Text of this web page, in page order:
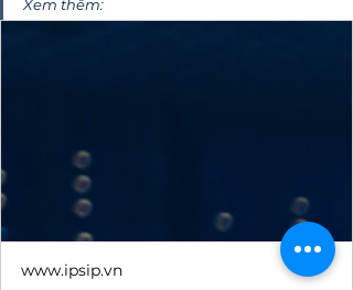
Xem thêm:
www.ipsip.vn